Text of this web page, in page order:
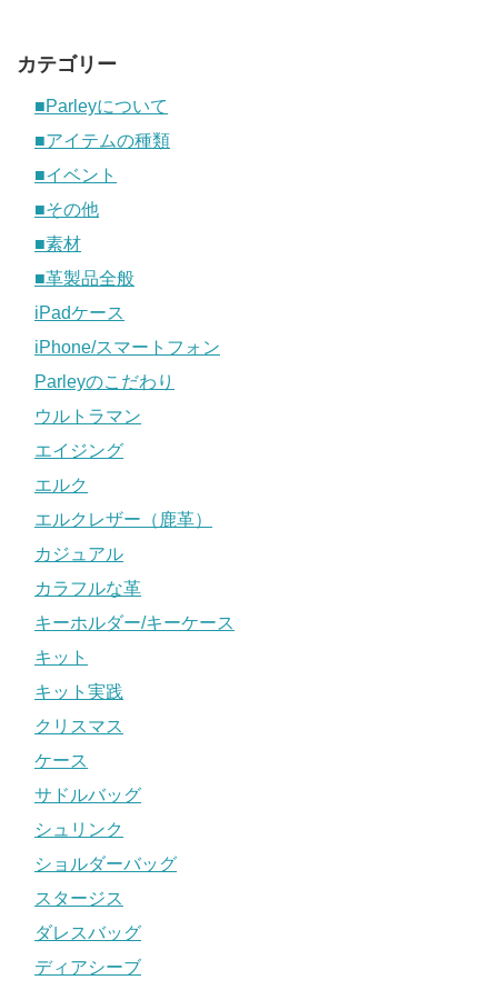
カテゴリー
■Parleyについて
■アイテムの種類
■イベント
■その他
■素材
■革製品全般
iPadケース
iPhone/スマートフォン
Parleyのこだわり
ウルトラマン
エイジング
エルク
エルクレザー（鹿革）
カジュアル
カラフルな革
キーホルダー/キーケース
キット
キット実践
クリスマス
ケース
サドルバッグ
シュリンク
ショルダーバッグ
スタージス
ダレスバッグ
ディアシーブ